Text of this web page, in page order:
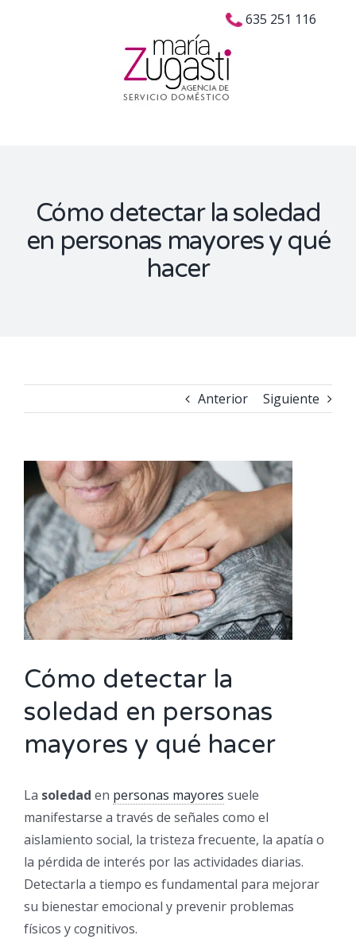
635 251 116
Cómo detectar la soledad
en personas mayores y qué
hacer
Anterior Siguiente
Ver
imagen
más
grande
Cómo detectar la
soledad en personas
mayores y qué hacer
La soledad en personas mayores suele
manifestarse a través de señales como el
aislamiento social, la tristeza frecuente, la apatía o
la pérdida de interés por las actividades diarias.
Detectarla a tiempo es fundamental para mejorar
su bienestar emocional y prevenir problemas
físicos y cognitivos.